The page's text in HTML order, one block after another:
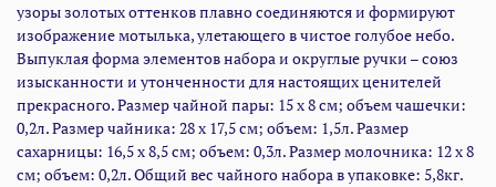
узоры золотых оттенков плавно соединяются и формируют
изображение мотылька, улетающего в чистое голубое небо.
Выпуклая форма элементов набора и округлые ручки – союз
изысканности и утонченности для настоящих ценителей
прекрасного. Размер чайной пары: 15 х 8 см; объем чашечки:
0,2л. Размер чайника: 28 х 17,5 см; объем: 1,5л. Размер
сахарницы: 16,5 х 8,5 см; объем: 0,3л. Размер молочника: 12 х 8
см; объем: 0,2л. Общий вес чайного набора в упаковке: 5,8кг.